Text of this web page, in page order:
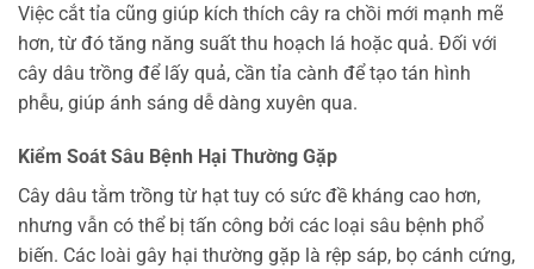
Việc cắt tỉa cũng giúp kích thích cây ra chồi mới mạnh mẽ
hơn, từ đó tăng năng suất thu hoạch lá hoặc quả. Đối với
cây dâu trồng để lấy quả, cần tỉa cành để tạo tán hình
phễu, giúp ánh sáng dễ dàng xuyên qua.
Kiểm Soát Sâu Bệnh Hại Thường Gặp
Cây dâu tằm trồng từ hạt tuy có sức đề kháng cao hơn,
nhưng vẫn có thể bị tấn công bởi các loại sâu bệnh phổ
biến. Các loài gây hại thường gặp là rệp sáp, bọ cánh cứng,